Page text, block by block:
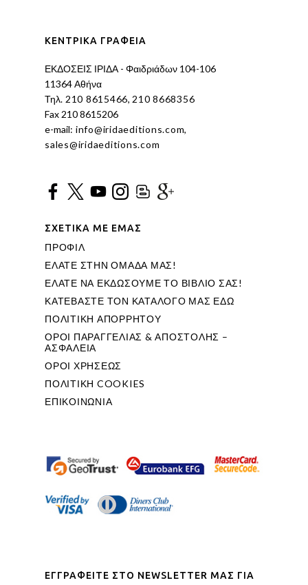
ΚΕΝΤΡΙΚΑ ΓΡΑΦΕΙΑ
ΕΚΔΟΣΕΙΣ ΙΡΙΔΑ - Φαιδριάδων 104-106
11364 Αθήνα
Τηλ. 210 8615466, 210 8668356
Fax 210 8615206
e-mail: info@iridaeditions.com,
sales@iridaeditions.com
ΣΧΕΤΙΚΑ ΜΕ ΕΜΑΣ
ΠΡΟΦΙΛ
ΕΛΑΤΕ ΣΤΗΝ ΟΜΑΔΑ ΜΑΣ!
ΕΛΑΤΕ ΝΑ ΕΚΔΩΣΟΥΜΕ ΤΟ ΒΙΒΛΙΟ ΣΑΣ!
ΚΑΤΕΒΑΣΤΕ ΤΟΝ ΚΑΤΑΛΟΓΟ ΜΑΣ ΕΔΩ
ΠΟΛΙΤΙΚΗ ΑΠΟΡΡΗΤΟΥ
ΟΡΟΙ ΠΑΡΑΓΓΕΛΙΑΣ & ΑΠΟΣΤΟΛΗΣ –
ΑΣΦΑΛΕΙΑ
ΟΡΟΙ ΧΡΗΣΕΩΣ
ΠΟΛΙΤΙΚΗ COOKIES
ΕΠΙΚΟΙΝΩΝΙΑ
ΕΓΓΡΑΦΕΙΤΕ ΣΤΟ NEWSLETTER ΜΑΣ ΓΙΑ